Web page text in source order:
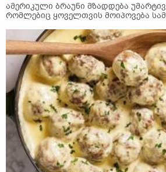
ამერიკული ბრაუნი მზადდება
რომლებიც ყოველთვის მოიპოვება